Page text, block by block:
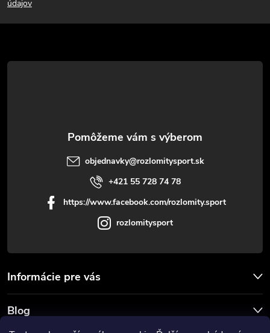
p
t
údajov
objednavky@rozlomitysport.sk
+421 55 728 74 78
https://www.facebook.com/rozlomity.sport
rozlomitysport
Informácie pre vás
Blog